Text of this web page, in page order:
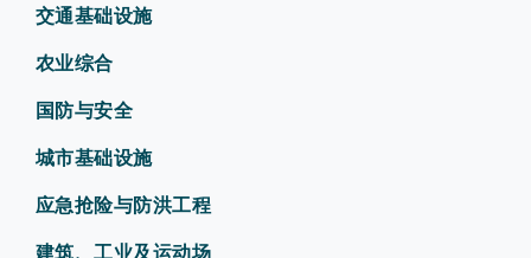
交通基础设施
农业综合
国防与安全
城市基础设施
应急抢险与防洪工程